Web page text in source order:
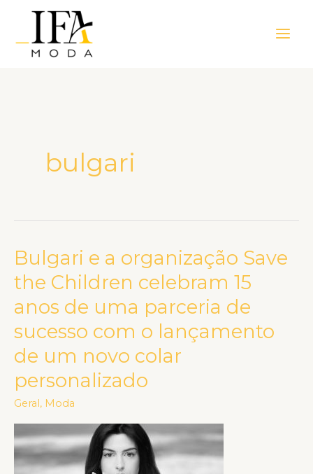
Menu
bulgari
Bulgari e a organização Save
the Children celebram 15
anos de uma parceria de
sucesso com o lançamento
de um novo colar
personalizado
Geral , Moda
Bulgari
e
a
organização
Save
the
celebram
15
anos
de
uma